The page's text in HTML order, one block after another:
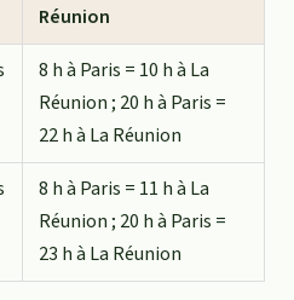
Réunion
8 h à Paris = 10 h à La
Réunion ; 20 h à Paris =
22 h à La Réunion
8 h à Paris = 11 h à La
Réunion ; 20 h à Paris =
23 h à La Réunion